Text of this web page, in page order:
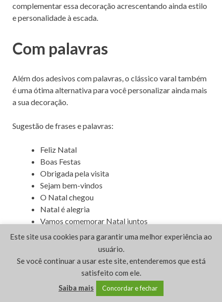
complementar essa decoração acrescentando ainda estilo
e personalidade à escada.
Com palavras
Além dos adesivos com palavras, o clássico varal também
é uma ótima alternativa para você personalizar ainda mais
a sua decoração.
Sugestão de frases e palavras:
Feliz Natal
Boas Festas
Obrigada pela visita
Sejam bem-vindos
O Natal chegou
Natal é alegria
Vamos comemorar Natal juntos
Que bom que você veio
Já está na hora da ceia?
Ho ho ho, o Natal chegou
Veja na imagem a seguir como o resultado vale a pena!
Este site usa cookies para garantir uma melhor experiência ao
usuário.
Se você continuar a usar este site, entenderemos que está
satisfeito com ele.
Saiba mais
Concordar e fechar